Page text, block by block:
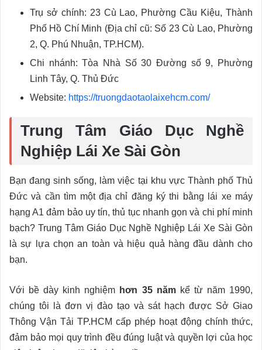
Trụ sở chính: 23 Cù Lao, Phường Cầu Kiệu, Thành
Phố Hồ Chí Minh (Địa chỉ cũ: Số 23 Cù Lao, Phường
2, Q. Phú Nhuận, TP.HCM).
Chi nhánh: Tòa Nhà Số 30 Đường số 9, Phường
Linh Tây, Q. Thủ Đức
Website: https://truongdaotaolaixehcm.com/
Trung Tâm Giáo Dục Nghề
Nghiệp Lái Xe Sài Gòn
Bạn đang sinh sống, làm việc tại khu vực Thành phố Thủ
Đức và cần tìm một địa chỉ đăng ký thi bằng lái xe máy
hạng A1 đảm bảo uy tín, thủ tục nhanh gọn và chi phí minh
bạch? Trung Tâm Giáo Dục Nghề Nghiệp Lái Xe Sài Gòn
là sự lựa chọn an toàn và hiệu quả hàng đầu dành cho
bạn.
Với bề dày kinh nghiệm hơn 35 nămkể từ năm 1990,
chúng tôi là đơn vị đào tạo và sát hạch được Sở Giao
Thông Vận Tải TP.HCM cấp phép hoạt động chính thức,
đảm bảo mọi quy trình đều đúng luật và quyền lợi của học